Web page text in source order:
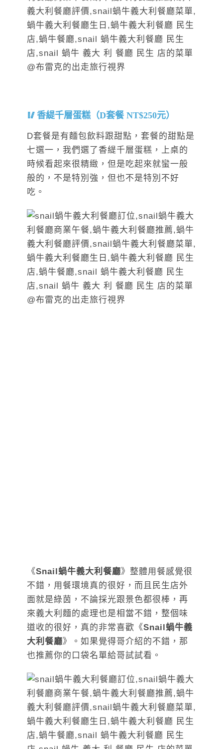
香緹千層蛋糕（D套餐 NT$250元）
D套餐是有麵包飲料跟甜點，套餐的甜點是
七選一，我們選了香緹千層蛋糕，上桌的
時候看起來很精緻，但是吃起來就蠻一般
般的，不是特別強，但也不是特別不好
吃。
《Snail蝸牛義大利餐廳》整體用餐感覺很
不錯，用餐環境真的很好，而且民生店外
面就是綠茵，不論採光跟景色都很棒，再
來義大利麵的處理也是相當不錯，整個味
道收的很好，真的非常喜歡《Snail蝸牛義
大利餐廳》。如果覺得哥介紹的不錯，那
也推薦你的口袋名單給哥試試看。